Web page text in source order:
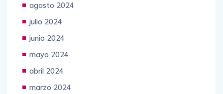
agosto 2024
julio 2024
junio 2024
mayo 2024
abril 2024
marzo 2024